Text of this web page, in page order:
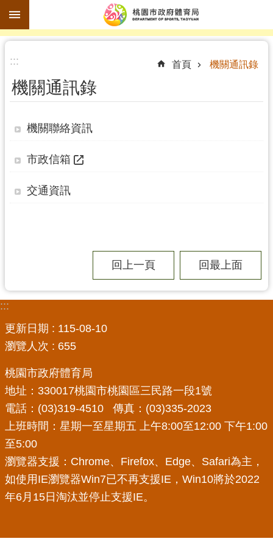
跳到主要內容區塊
進
搜
尋
訊
公
關
通
訊
錄
場
館
介
紹
體
育
活
::: 首頁 機關通訊錄
機關通訊錄
機關聯絡資訊
市政信箱
交通資訊
回上一頁 回最上面
:::
更新日期
115-08-10
瀏覽人次
655
桃園市政府體育局
地址：330017桃園市桃園區三民路一段1號
電話：(03)319-4510 傳真：(03)335-2023
上班時間：星期一至星期五 上午8:00至12:00 下午1:00
至5:00
瀏覽器支援：Chrome、Firefox、Edge、Safari為主，
如使用IE瀏覽器Win7已不再支援IE，Win10將於2022
年6月15日淘汰並停止支援IE。